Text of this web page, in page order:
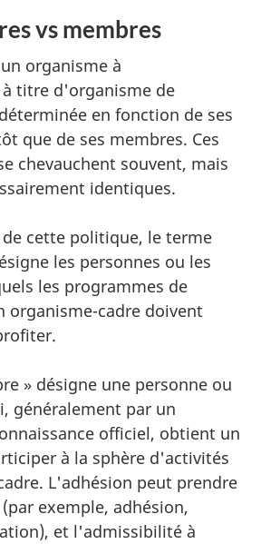
vs membres
organisme à
titre d'organisme de
en fonction de ses
que de ses membres. Ces
chevauchent souvent, mais
identiques.
cette politique, le terme
les personnes ou les
les programmes de
organisme-cadre doivent
» désigne une personne ou
généralement par un
officiel, obtient un
à la sphère d'activités
L'adhésion peut prendre
exemple, adhésion,
et l'admissibilité à